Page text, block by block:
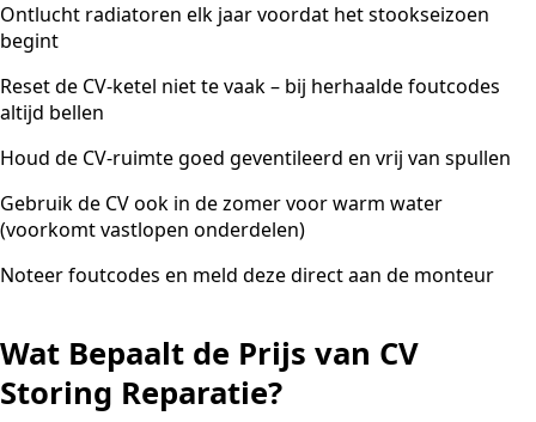
Ontlucht radiatoren elk jaar voordat het stookseizoen
begint
Reset de CV-ketel niet te vaak – bij herhaalde foutcodes
altijd bellen
Houd de CV-ruimte goed geventileerd en vrij van spullen
Gebruik de CV ook in de zomer voor warm water
(voorkomt vastlopen onderdelen)
Noteer foutcodes en meld deze direct aan de monteur
Wat Bepaalt de Prijs van CV
Storing Reparatie?